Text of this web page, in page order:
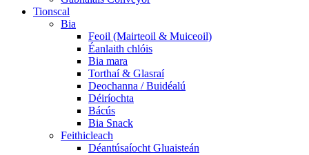
Tionscal
Bia
Feoil (Mairteoil & Muiceoil)
Éanlaith chlóis
Bia mara
Torthaí & Glasraí
Deochanna / Buidéalú
Déiríochta
Bácús
Bia Snack
Feithicleach
Déantúsaíocht Gluaisteán